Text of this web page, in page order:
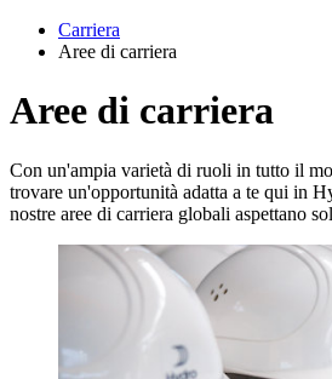
Carriera
Aree di carriera
Aree di carriera
Con un'ampia varietà di ruoli in tutto il
trovare un'opportunità adatta a te qui in
nostre aree di carriera globali aspettano